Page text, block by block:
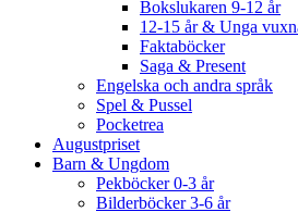
Bokslukaren 9-12 år
12-15 år & Unga
Faktaböcker
Saga & Present
Engelska och andra språk
Spel & Pussel
Pocketrea
Augustpriset
Barn & Ungdom
Pekböcker 0-3 år
Bilderböcker 3-6 år